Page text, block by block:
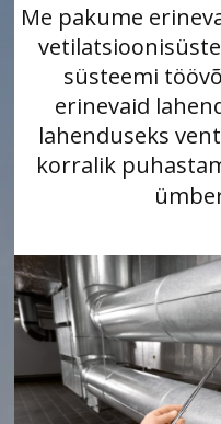
Me pakume
süsteemi
erinevaid
lahenduseks
korralik